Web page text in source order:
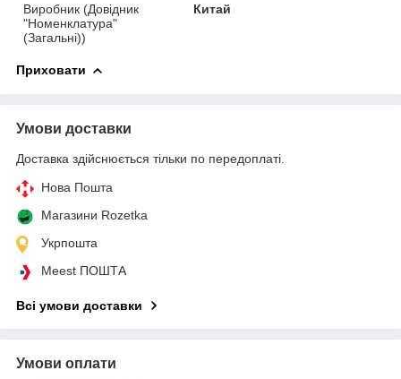
Виробник (Довідник
"Номенклатура"
(Загальні))
Китай
Приховати
Умови доставки
Доставка здійснюється тільки по передоплаті.
Нова Пошта
Магазини Rozetka
Укрпошта
Meest ПОШТА
Всі умови доставки
Умови оплати